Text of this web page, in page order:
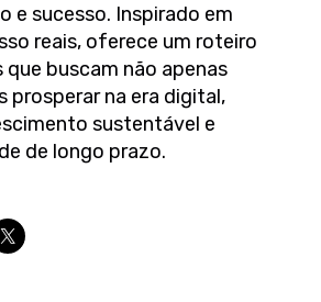
e sucesso. Inspirado em
reais, oferece um roteiro
que buscam não apenas
prosperar na era digital,
sustentável e
de longo prazo.